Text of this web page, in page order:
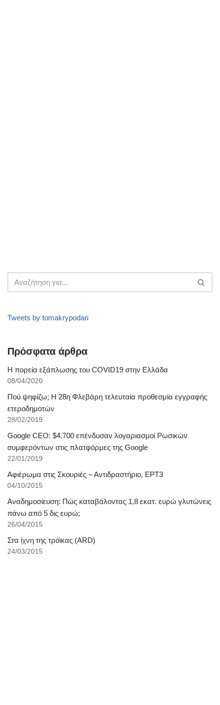
Tweets by tomakrypodari
Πρόσφατα άρθρα
Η πορεία εξάπλωσης του COVID19 στην Ελλάδα
08/04/2020
Πού ψηφίζω; Η 28η Φλεβάρη τελευταία προθεσμία εγγραφής
ετεροδημοτών
28/02/2019
Google CEO: $4.700 επένδυσαν λογαριασμοί Ρωσικών
συμφερόντων στις πλατφόρμες της Google
22/01/2019
Αφιέρωμα στις Σκουριές – Αντιδραστήριο, ΕΡΤ3
04/10/2015
Αναδημοσίευση: Πώς καταβάλοντας 1,8 εκατ. ευρώ γλυτώνεις
πάνω από 5 δις ευρώ;
26/04/2015
Στα ίχνη της τρόϊκας (ARD)
24/03/2015